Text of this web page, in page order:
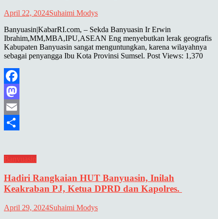
April 22, 2024Suhaimi Modys
Banyuasin|KabarRI.com, – Sekda Banyuasin Ir Erwin
Ibrahim,MM,MBA,IPU,ASEAN Eng menyebutkan lerak geografis
Kabupaten Banyuasin sangat menguntungkan, karena wilayahnya
sebagai penyangga Ibu Kota Provinsi Sumsel. Post Views: 1,370
Facebook
Mastodon
Email
Banyuasin
Hadiri Rangkaian HUT Banyuasin, Inilah
Keakraban PJ, Ketua DPRD dan Kapolres.
April 29, 2024Suhaimi Modys